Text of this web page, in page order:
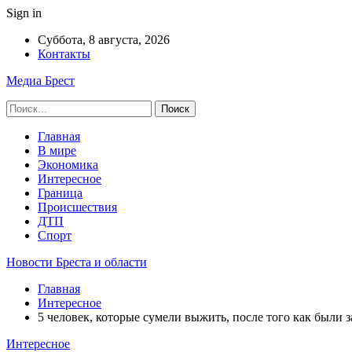
Sign in
Суббота, 8 августа, 2026
Контакты
Медиа Брест
Главная
В мире
Экономика
Интересное
Граница
Происшествия
ДТП
Спорт
Новости Бреста и области
Главная
Интересное
5 человек, которые сумели выжить, после того как были
Интересное